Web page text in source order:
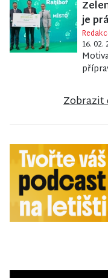
je
16. 02.
Zobrazit